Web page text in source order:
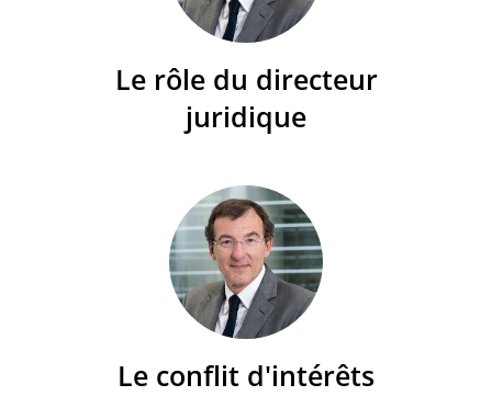
Le rôle du directeur
juridique
Le conflit d'intérêts